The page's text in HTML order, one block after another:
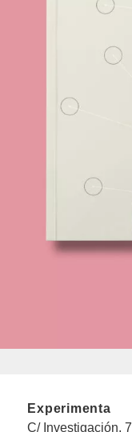
Experimenta
C/ Investigación, 7